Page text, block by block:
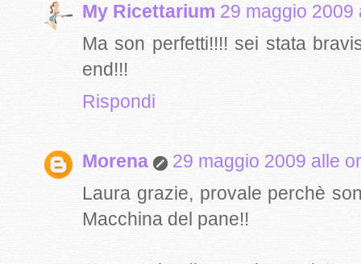
My Ricettarium 29 maggio 2009
Ma son perfetti!!!! sei stata
end!!!
Rispondi
Morena
29 maggio 2009 alle
Laura grazie, provale perchè
Macchina del pane!!